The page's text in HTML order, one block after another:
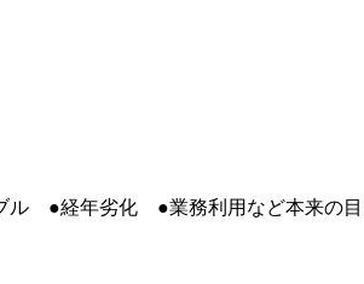
●経年劣化 ●業務利用など本来の目